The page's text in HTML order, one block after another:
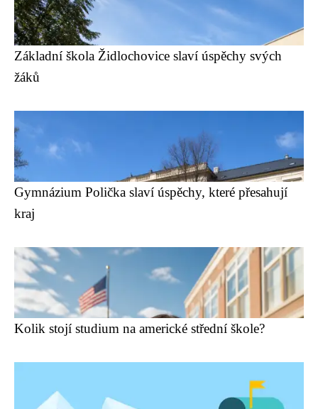
Základní škola Židlochovice slaví úspěchy svých
žáků
Gymnázium Polička slaví úspěchy, které přesahují
kraj
Kolik stojí studium na americké střední škole?